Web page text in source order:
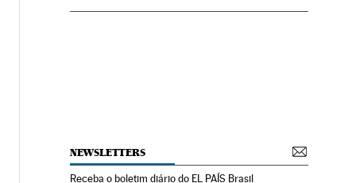
NEWSLETTERS
Receba o boletim diário do EL PAÍS Brasil